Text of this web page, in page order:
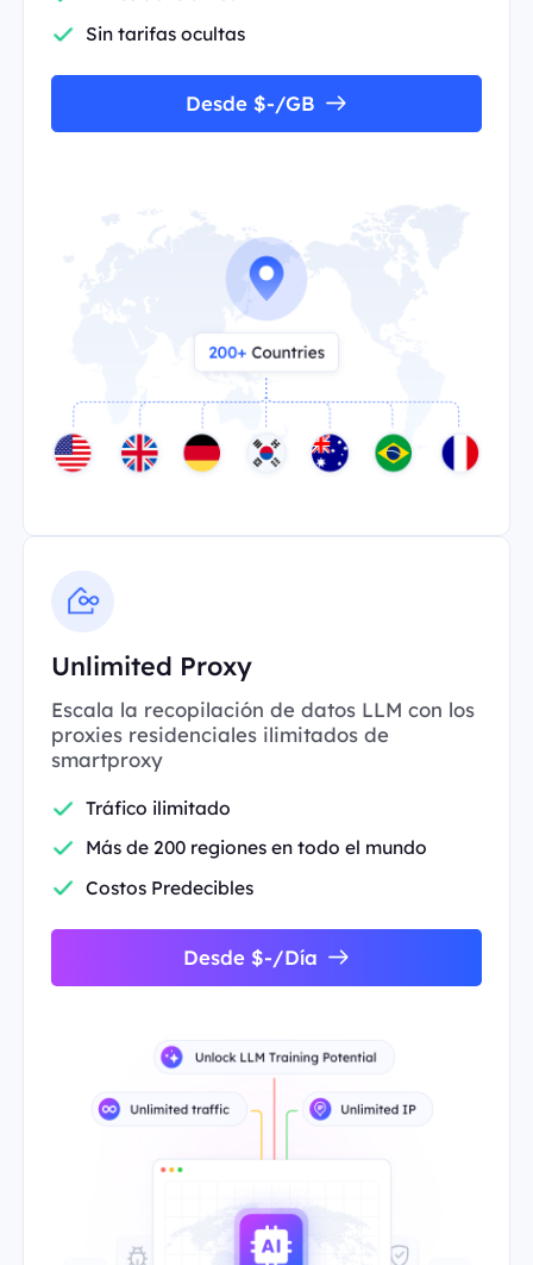
Sin tarifas ocultas
Desde $-/GB
Unlimited Proxy
Escala la recopilación de datos LLM con los
proxies residenciales ilimitados de
smartproxy
Tráfico ilimitado
Más de 200 regiones en todo el mundo
Costos Predecibles
Desde $-/Día